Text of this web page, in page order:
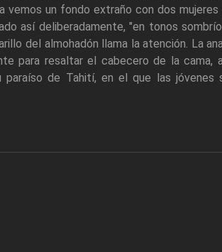
vemos un fondo extraño con dos
así deliberadamente, "en tonos
del almohadón llama la atención. La
para resaltar el cabecero de la cama,
paraíso de Tahití, en el que las